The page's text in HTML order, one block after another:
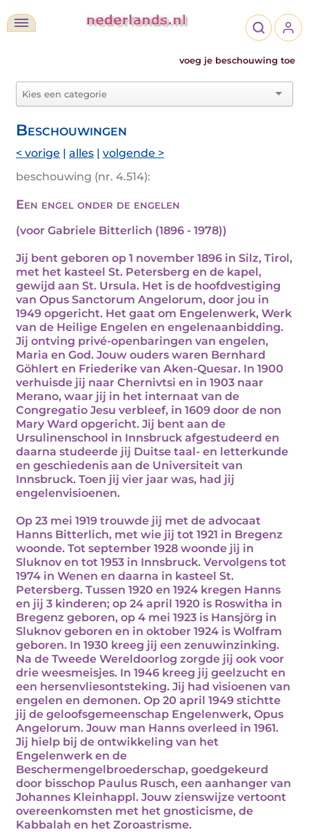
voeg je beschouwing toe
Beschouwingen
< vorige | alles | volgende >
beschouwing (nr. 4.514):
Een engel onder de engelen
(voor Gabriele Bitterlich (1896 - 1978))
Jij bent geboren op 1 november 1896 in Silz, Tirol,
met het kasteel St. Petersberg en de kapel,
gewijd aan St. Ursula. Het is de hoofdvestiging
van Opus Sanctorum Angelorum, door jou in
1949 opgericht. Het gaat om Engelenwerk, Werk
van de Heilige Engelen en engelenaanbidding.
Jij ontving privé-openbaringen van engelen,
Maria en God. Jouw ouders waren Bernhard
Göhlert en Friederike van Aken-Quesar. In 1900
verhuisde jij naar Chernivtsi en in 1903 naar
Merano, waar jij in het internaat van de
Congregatio Jesu verbleef, in 1609 door de non
Mary Ward opgericht. Jij bent aan de
Ursulinenschool in Innsbruck afgestudeerd en
daarna studeerde jij Duitse taal- en letterkunde
en geschiedenis aan de Universiteit van
Innsbruck. Toen jij vier jaar was, had jij
engelenvisioenen.
Op 23 mei 1919 trouwde jij met de advocaat
Hanns Bitterlich, met wie jij tot 1921 in Bregenz
woonde. Tot september 1928 woonde jij in
Sluknov en tot 1953 in Innsbruck. Vervolgens tot
1974 in Wenen en daarna in kasteel St.
Petersberg. Tussen 1920 en 1924 kregen Hanns
en jij 3 kinderen; op 24 april 1920 is Roswitha in
Bregenz geboren, op 4 mei 1923 is Hansjörg in
Sluknov geboren en in oktober 1924 is Wolfram
geboren. In 1930 kreeg jij een zenuwinzinking.
Na de Tweede Wereldoorlog zorgde jij ook voor
drie weesmeisjes. In 1946 kreeg jij geelzucht en
een hersenvliesontsteking. Jij had visioenen van
engelen en demonen. Op 20 april 1949 stichtte
jij de geloofsgemeenschap Engelenwerk, Opus
Angelorum. Jouw man Hanns overleed in 1961.
Jij hielp bij de ontwikkeling van het
Engelenwerk en de
Beschermengelbroederschap, goedgekeurd
door bisschop Paulus Rusch, een aanhanger van
Johannes Kleinhappl. Jouw zienswijze vertoont
overeenkomsten met het gnosticisme, de
Kabbalah en het Zoroastrisme.